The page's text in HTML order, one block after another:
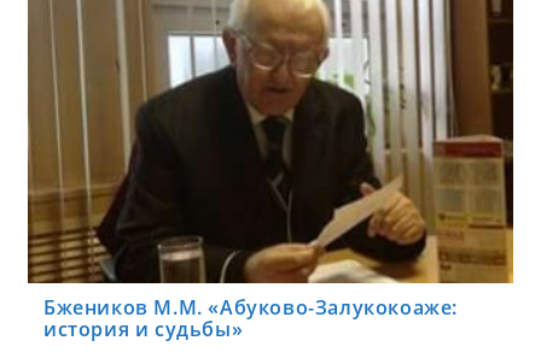
Бжеников М.М. «Абуково-Залукокоаже:
история и судьбы»